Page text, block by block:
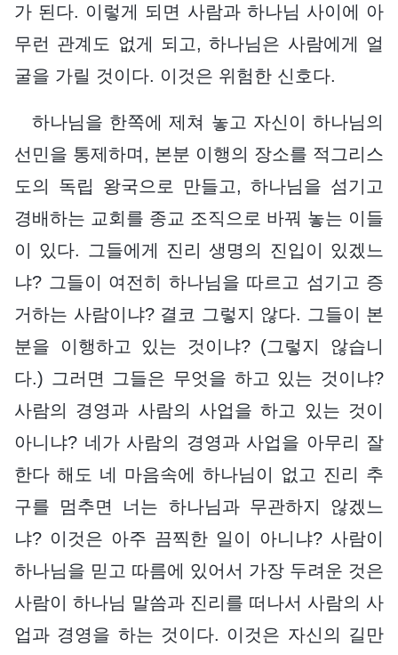
가 된다. 이렇게 되면 사람과 하나님 사이에 아
무런 관계도 없게 되고, 하나님은 사람에게 얼
굴을 가릴 것이다. 이것은 위험한 신호다.
하나님을 한쪽에 제쳐 놓고 자신이 하나님의
선민을 통제하며, 본분 이행의 장소를 적그리스
도의 독립 왕국으로 만들고, 하나님을 섬기고
경배하는 교회를 종교 조직으로 바꿔 놓는 이들
이 있다. 그들에게 진리 생명의 진입이 있겠느
냐? 그들이 여전히 하나님을 따르고 섬기고 증
거하는 사람이냐? 결코 그렇지 않다. 그들이 본
분을 이행하고 있는 것이냐? (그렇지 않습니
다.) 그러면 그들은 무엇을 하고 있는 것이냐?
사람의 경영과 사람의 사업을 하고 있는 것이
아니냐? 네가 사람의 경영과 사업을 아무리 잘
한다 해도 네 마음속에 하나님이 없고 진리 추
구를 멈추면 너는 하나님과 무관하지 않겠느
냐? 이것은 아주 끔찍한 일이 아니냐? 사람이
하나님을 믿고 따름에 있어서 가장 두려운 것은
사람이 하나님 말씀과 진리를 떠나서 사람의 사
업과 경영을 하는 것이다. 이것은 자신의 길만